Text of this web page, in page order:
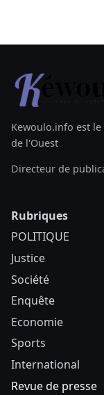
Kewoulo.info est
de l'Ouest
Directeur de
Rubriques
POLITIQUE
Justice
Société
Enquête
Economie
Sports
International
Revue de presse